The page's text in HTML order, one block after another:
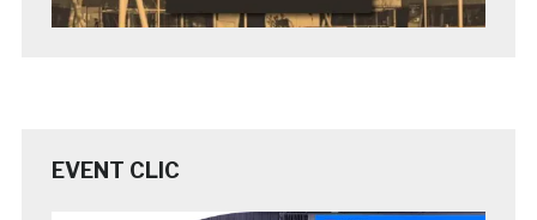
EVENT CLIC